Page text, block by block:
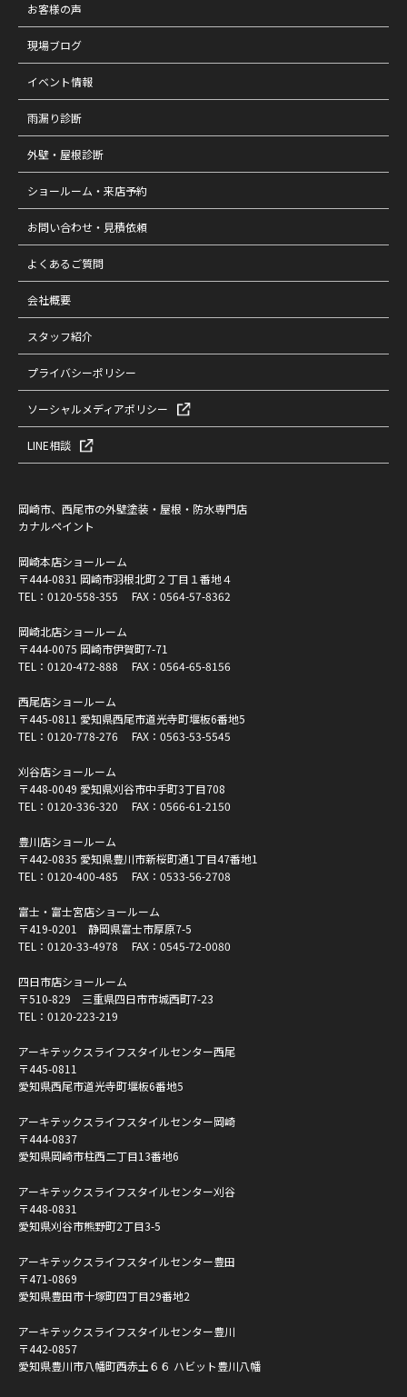
お客様の声
現場ブログ
イベント情報
雨漏り診断
外壁・屋根診断
ショールーム・来店予約
お問い合わせ・見積依頼
よくあるご質問
会社概要
スタッフ紹介
プライバシーポリシー
ソーシャルメディアポリシー
LINE相談
岡崎市、西尾市の外壁塗装・屋根・防水専門店
カナルペイント
岡崎本店ショールーム
〒444-0831 岡崎市羽根北町２丁目１番地４
TEL： 0120-558-355 FAX：0564-57-8362
岡崎北店ショールーム
〒444-0075 岡崎市伊賀町7-71
TEL： 0120-472-888 FAX：0564-65-8156
西尾店ショールーム
〒445-0811 愛知県西尾市道光寺町堰板6番地5
TEL： 0120-778-276 FAX：0563-53-5545
刈谷店ショールーム
〒448-0049 愛知県刈谷市中手町3丁目708
TEL： 0120-336-320 FAX：0566-61-2150
豊川店ショールーム
〒442-0835 愛知県豊川市新桜町通1丁目47番地1
TEL： 0120-400-485 FAX：0533-56-2708
富士・富士宮店ショールーム
〒419-0201 静岡県富士市厚原7-5
TEL： 0120-33-4978 FAX：0545-72-0080
四日市店ショールーム
〒510-829 三重県四日市市城西町7-23
TEL： 0120-223-219
アーキテックスライフスタイルセンター西尾
〒445-0811
愛知県西尾市道光寺町堰板6番地5
アーキテックスライフスタイルセンター岡崎
〒444-0837
愛知県岡崎市柱西二丁目13番地6
アーキテックスライフスタイルセンター刈谷
〒448-0831
愛知県刈谷市熊野町2丁目3-5
アーキテックスライフスタイルセンター豊田
〒471-0869
愛知県豊田市十塚町四丁目29番地2
アーキテックスライフスタイルセンター豊川
〒442-0857
愛知県豊川市八幡町西赤土６６ ハビット豊川八幡